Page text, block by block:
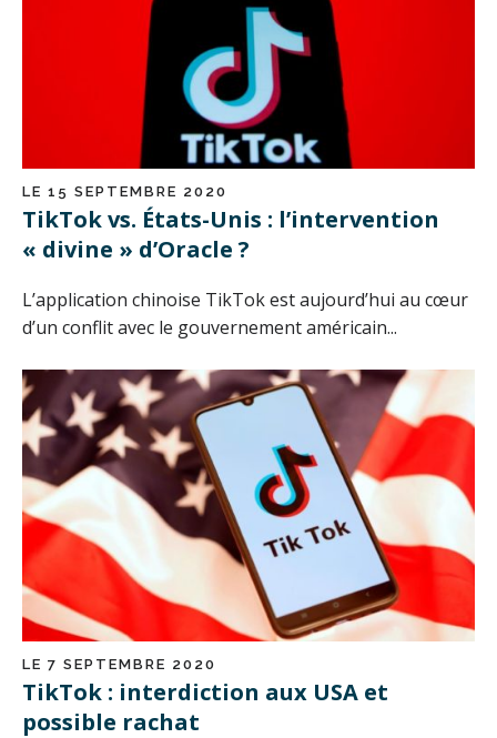
LE 15 SEPTEMBRE 2020
TikTok vs. États-Unis : l’intervention
« divine » d’Oracle ?
L’application chinoise TikTok est aujourd’hui au cœur
d’un conflit avec le gouvernement américain...
LE 7 SEPTEMBRE 2020
TikTok : interdiction aux USA et
possible rachat